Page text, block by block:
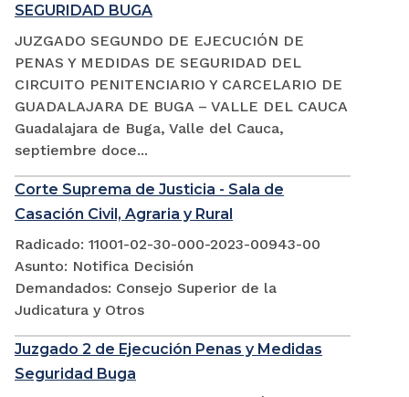
SEGURIDAD BUGA
JUZGADO SEGUNDO DE EJECUCIÓN DE
PENAS Y MEDIDAS DE SEGURIDAD DEL
CIRCUITO PENITENCIARIO Y CARCELARIO DE
GUADALAJARA DE BUGA – VALLE DEL CAUCA
Guadalajara de Buga, Valle del Cauca,
septiembre doce...
Corte Suprema de Justicia - Sala de
Casación Civil, Agraria y Rural
Radicado: 11001-02-30-000-2023-00943-00
Asunto: Notifica Decisión
Demandados: Consejo Superior de la
Judicatura y Otros
Juzgado 2 de Ejecución Penas y Medidas
Seguridad Buga